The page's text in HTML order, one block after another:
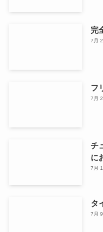
完
7月
フ
7月
チ
に
7月
タ
7月